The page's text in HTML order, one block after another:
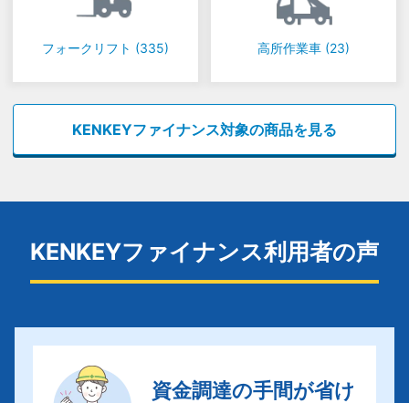
フォークリフト (335) 高所作業車 (23)
KENKEYファイナンス対象の商品を見る
KENKEYファイナンス利用者の声
資金調達の手間が省け